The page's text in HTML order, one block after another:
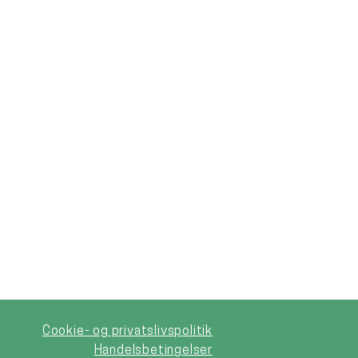
Cookie- og privatslivspolitik
Handelsbetingelser